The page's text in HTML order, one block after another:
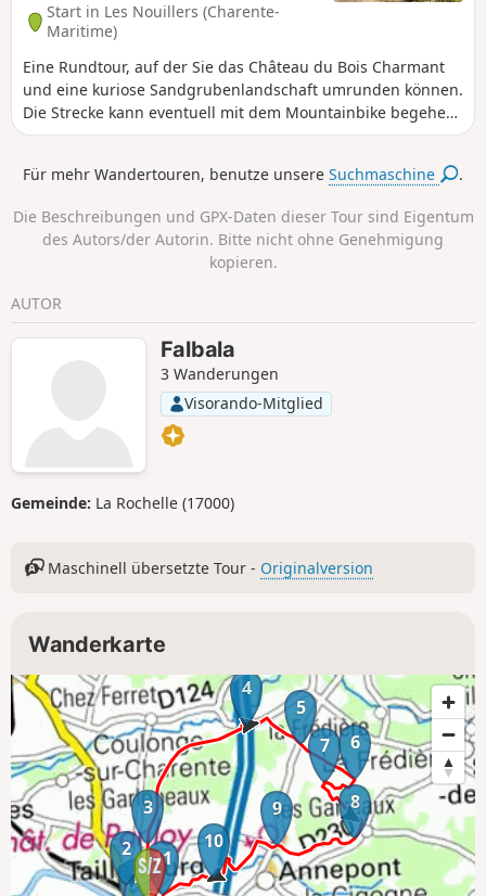
Start in Les Nouillers (Charente-
Maritime)
Eine Rundtour, auf der Sie das Château du Bois Charmant
und eine kuriose Sandgrubenlandschaft umrunden können.
Die Strecke kann eventuell mit dem Mountainbike begehen
werden. Es gibt einige technisch anspruchsvolle Passagen.
Für mehr Wandertouren, benutze unsereSuchmaschine .
Die Beschreibungen und GPX-Daten dieser Tour sind Eigentum
des Autors/der Autorin. Bitte nicht ohne Genehmigung
kopieren.
AUTOR
Falbala
3 Wanderungen
Visorando-Mitglied
Gemeinde: La Rochelle (17000)
Maschinell übersetzte Tour - Originalversion
Wanderkarte
1
2
3
4
5
6
7
8
9
10
11